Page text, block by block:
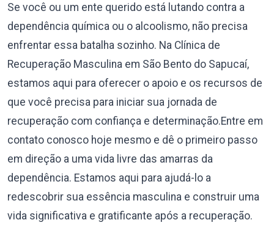
Se você ou um ente querido está lutando contra a
dependência química ou o alcoolismo, não precisa
enfrentar essa batalha sozinho. Na Clínica de
Recuperação Masculina em São Bento do Sapucaí,
estamos aqui para oferecer o apoio e os recursos de
que você precisa para iniciar sua jornada de
recuperação com confiança e determinação.Entre em
contato conosco hoje mesmo e dê o primeiro passo
em direção a uma vida livre das amarras da
dependência. Estamos aqui para ajudá-lo a
redescobrir sua essência masculina e construir uma
vida significativa e gratificante após a recuperação.